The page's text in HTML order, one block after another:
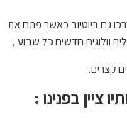
גם ביוטיוב כאשר פתח את
וולוגים חדשים כל שבוע ,
קצרים.
ציין בפנינו :